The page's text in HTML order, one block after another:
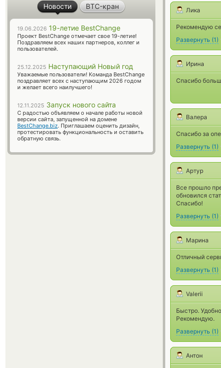
Лика
Рекомендую
Развернуть (1)
Ирина
Спасибо
Валера
Спасибо за
Развернуть (1)
Артур
Все прошло
обновился
Спасибо!
Развернуть (1)
Марина
Отличный
Развернуть (1)
Valerii
Быстро.
Рекомендую.
Развернуть (1)
Антон
Новости BTC-кран
19.06.2026 19-летие BestChange
Проект BestChange отмечает свое 19-летие!
Поздравляем всех наших партнеров, коллег и
пользователей.
25.12.2025 Наступающий Новый год
Уважаемые пользователи! Команда BestChange
поздравляет всех с наступающим 2026 годом
и желает всего наилучшего!
12.11.2025 Запуск нового сайта
С радостью объявляем о начале работы новой
версии сайта, запущенной на домене
BestChange.biz. Приглашаем оценить дизайн,
протестировать функциональность и оставить
обратную связь.